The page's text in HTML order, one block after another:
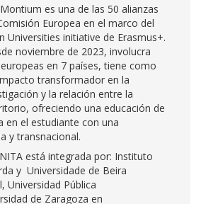
es una de las 50 alianzas
Europea en el marco del
Universities initiative de Erasmus+.
noviembre de 2023, involucra
en 7 países, tiene como
transformador en la
y la relación entre la
ofreciendo una educación de
en el estudiante con una
y transnacional.
está integrada por: Instituto
y Universidade de Beira
Universidad Pública
de Zaragoza en